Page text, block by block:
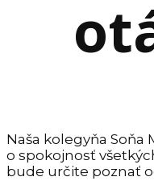
Naša kolegyňa Soňa
o spokojnosť
bude určite poznať